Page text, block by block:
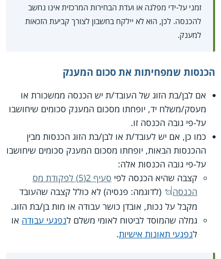
זמני על-ידי מפלגה או ועדת הבחירות המרכזית אינו נחשב
להכנסה. לכן, הוא לא יילקח בחשבון לצורך קביעת הזכאות
למענק.
הכנסות שמפחיתות את סכום המענק
אם לבן/בת הזוג של העובד/ת יש הכנסה ממשכורת או
מעסק/משלח יד, יופחתו מסכום המענק סכומים שיחושבו
על-פי גובה הכנסה זו.
כמו כן, אם יש לעובד/ת או לבן/בת הזוג הכנסות מבין
ההכנסות הבאות, יופחתו מסכום המענק סכומים שיחושבו
על-פי גובה הכנסות אלה:
קצבה שהיא הכנסה לפי
סעיף 2(5) לפקודת מס
הכנסה
(לדוגמה: פנסיה) לא כולל קצבה שהעובד
מקבל על נכות, אובדן כושר עבודה או מות בן/בת הזוג.
גמלה שהמוסד לביטוח לאומי משלם לנפגעי עבודה או
לנפגעי תאונות אישיות.